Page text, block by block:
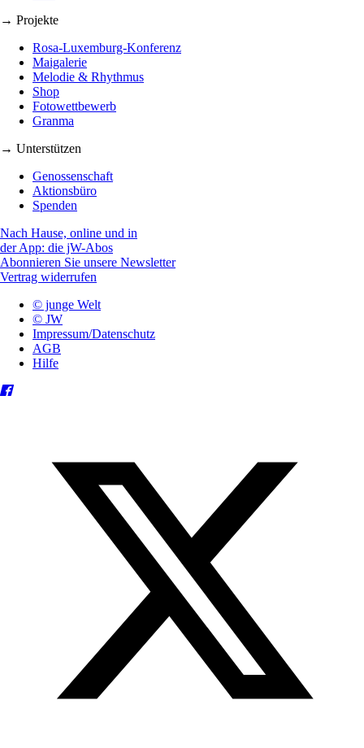
→ Projekte
Rosa-Luxemburg-Konferenz
Maigalerie
Melodie & Rhythmus
Shop
Fotowettbewerb
Granma
→ Unterstützen
Genossenschaft
Aktionsbüro
Spenden
Nach Hause, online und in
der App: die jW-Abos
Abonnieren Sie unsere Newsletter
Vertrag widerrufen
© junge Welt
© JW
Impressum/Datenschutz
AGB
Hilfe